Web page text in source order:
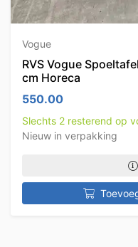
Vogue
RVS Vogue
cm Horeca
550.00
Slechts 2 resterend op
Nieuw in verpakking